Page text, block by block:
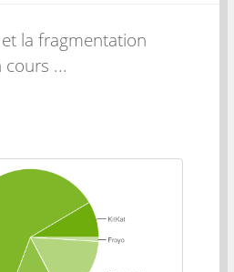
la fragmentation
...